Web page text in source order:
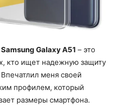
Galaxy A51 – это
кто ищет надежную защиту
меня своей
профилем, который
размеры смартфона.